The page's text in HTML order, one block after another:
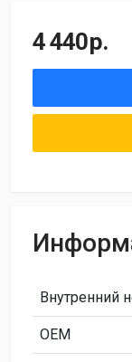
4 440р.
Внутренний
ОЕМ